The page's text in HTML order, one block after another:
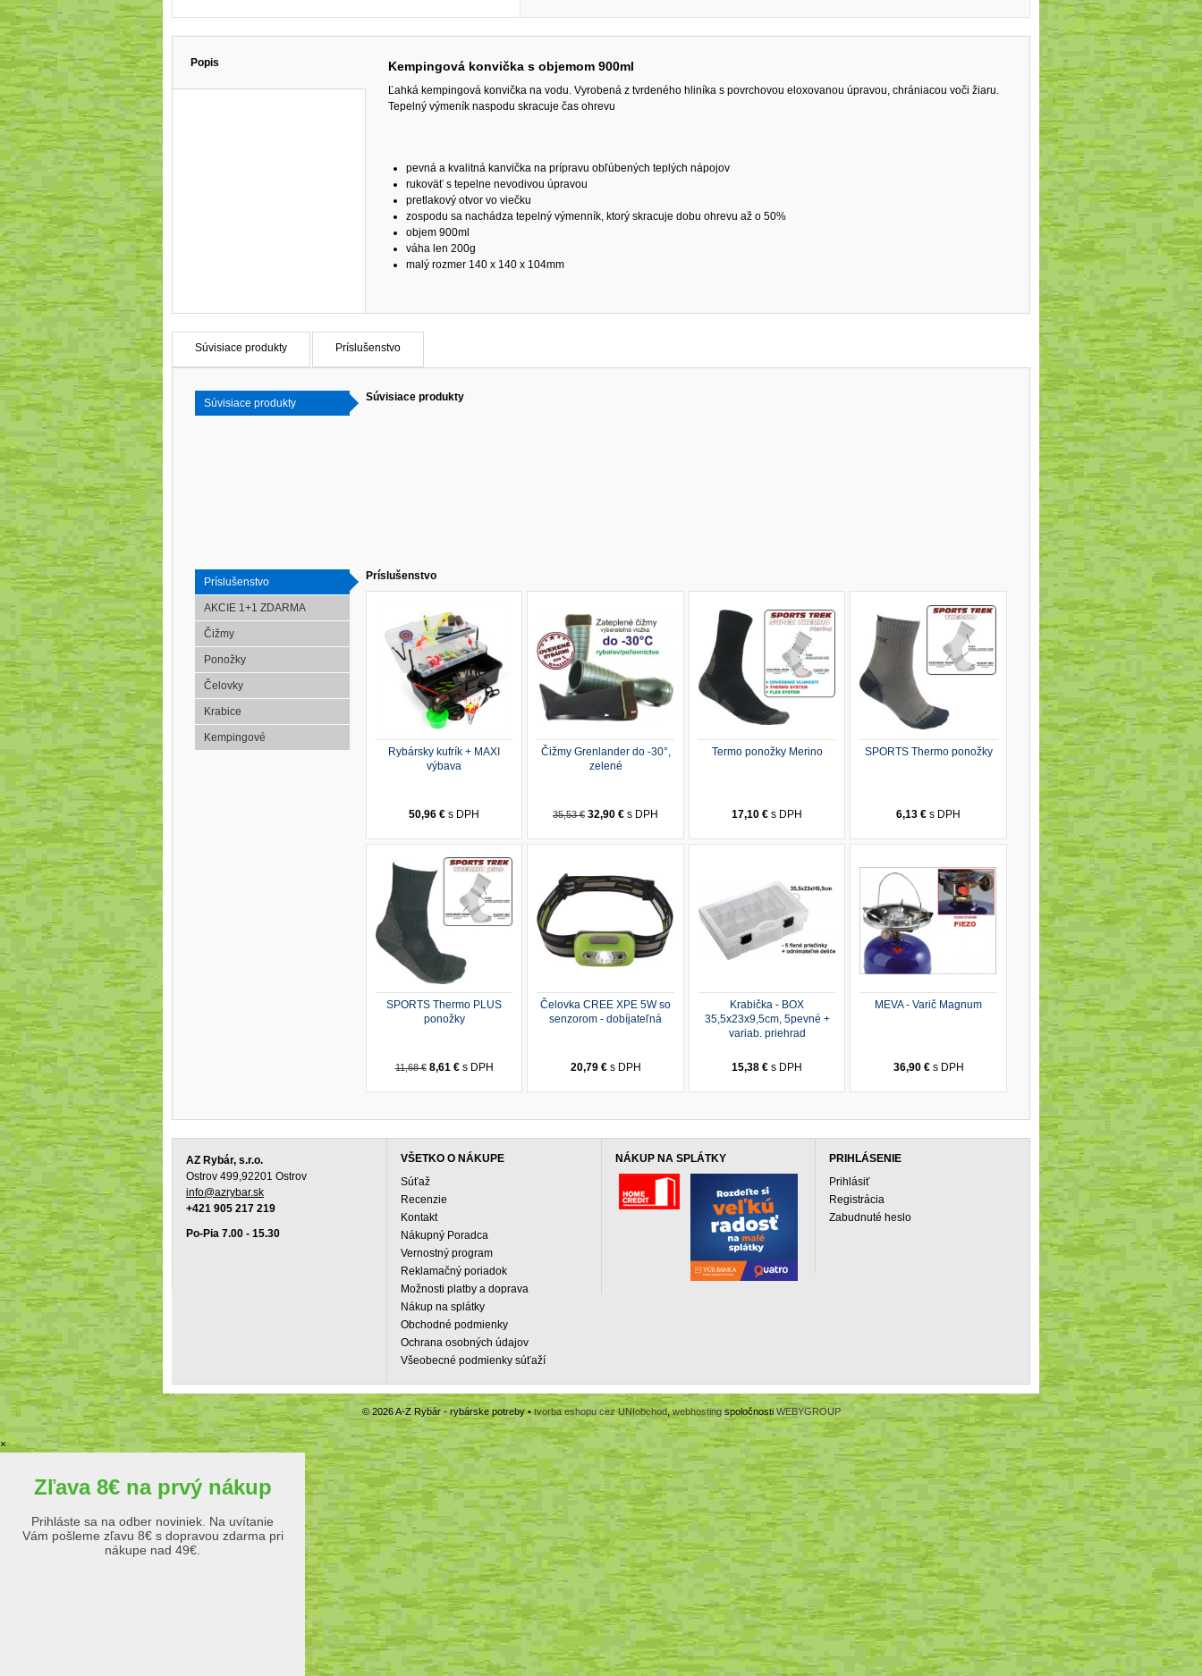
Popis Kempingová konvička s objemom 900ml
Ľahká kempingová konvička na vodu. Vyrobená z tvrdeného hliníka s povrchovou eloxovanou úpravou, chrániacou voči žiaru.
Tepelný výmeník naspodu skracuje čas ohrevu
pevná a kvalitná kanvička na prípravu obľúbených teplých nápojov
rukoväť s tepelne nevodivou úpravou
pretlakový otvor vo viečku
zospodu sa nachádza tepelný výmenník, ktorý skracuje dobu ohrevu až o 50%
objem 900ml
váha len 200g
malý rozmer 140 x 140 x 104mm
Súvisiace produkty Príslušenstvo
Súvisiace produkty Súvisiace produkty
Príslušenstvo
AKCIE 1+1 ZDARMA
Čižmy
Ponožky
Čelovky
Krabice
Kempingové
Príslušenstvo
Rybársky kufrík + MAXI
výbava
50,96 € s DPH
Čižmy Grenlander do -30°,
zelené
35,53 € 32,90 € s DPH
Termo ponožky Merino
17,10 € s DPH
SPORTS Thermo ponožky
6,13 € s DPH
SPORTS Thermo PLUS
ponožky
11,68 € 8,61 € s DPH
Čelovka CREE XPE 5W so
senzorom - dobíjateľná
20,79 € s DPH
Krabička - BOX
35,5x23x9,5cm, 5pevné +
variab. priehrad
15,38 € s DPH
MEVA - Varič Magnum
36,90 € s DPH
AZ Rybár, s.r.o.
Ostrov 499,92201 Ostrov
info@azrybar.sk
+421 905 217 219
Po-Pia 7.00 - 15.30
VŠETKO O NÁKUPE
Súťaž
Recenzie
Kontakt
Nákupný Poradca
Vernostný program
Reklamačný poriadok
Možnosti platby a doprava
Nákup na splátky
Obchodné podmienky
Ochrana osobných údajov
Všeobecné podmienky súťaží
NÁKUP NA SPLÁTKY
PRIHLÁSENIE
Prihlásiť
Registrácia
Zabudnuté heslo
© 2026 A-Z Rybár - rybárske potreby • tvorba eshopu cez UNIobchod, webhostingspoločnosti WEBYGROUP
×
Zľava 8€ na prvý nákup
Prihláste sa na odber noviniek. Na uvítanie
Vám pošleme zľavu 8€ s dopravou zdarma pri
nákupe nad 49€.